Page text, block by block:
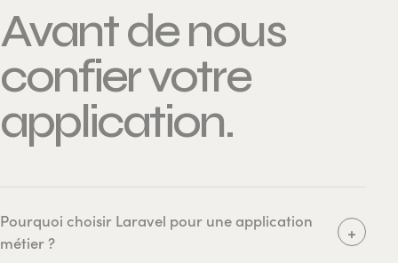
Avant de nous
confier votre
application.
Pourquoi choisir Laravel pour une application
métier ?
+